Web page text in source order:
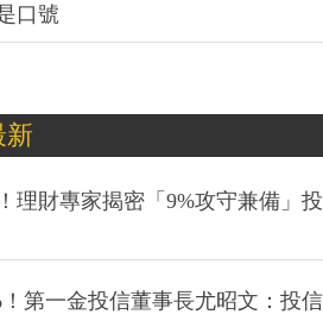
口號
新
理財專家揭密「9%攻守兼備」投
第一金投信董事長尤昭文：投信